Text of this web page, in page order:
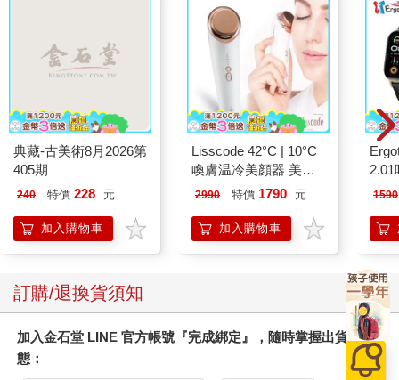
典藏-古美術8月2026第
405期
240 特價 228 元
加入購物車
Lisscode 42°C | 10°C
喚膚温冷美顔器 美膚
儀
2990 特價 1790 元
加入購物車
2.01
1590
訂購/退換貨須知
加入金石堂 LINE 官方帳號『完成綁定』，隨時掌握出貨動
態：